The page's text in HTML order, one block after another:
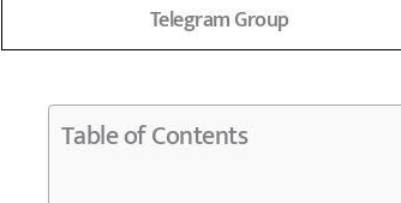
Telegram Group
Table of Contents